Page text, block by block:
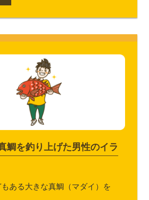
鯛を釣り上げた男性のイラ
ある大きな真鯛（マダイ）を